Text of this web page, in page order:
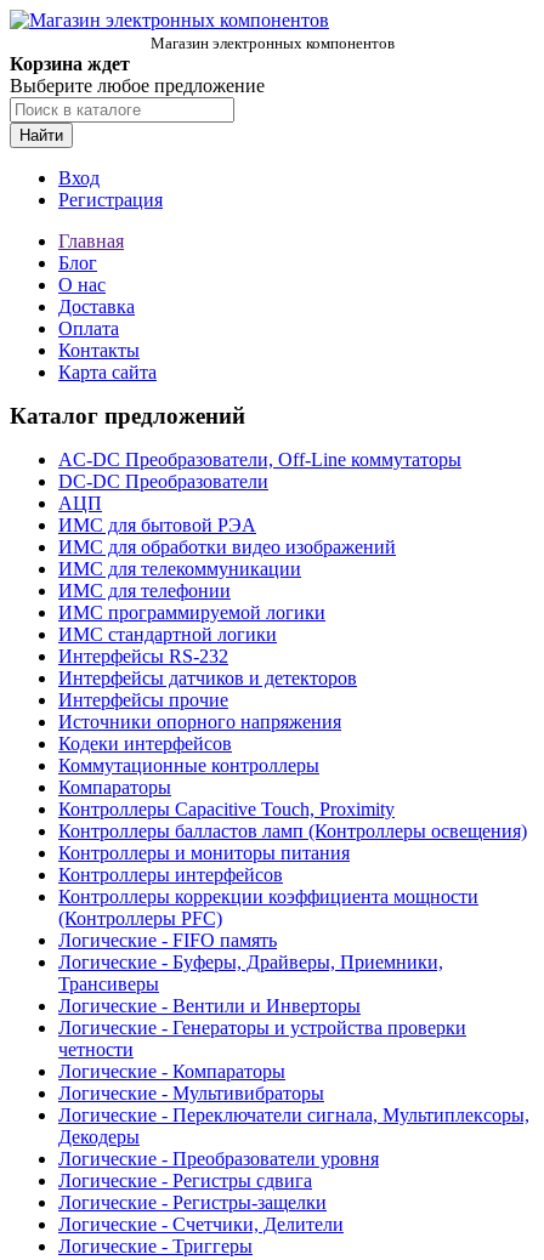
Магазин электронных компонентов
Корзина ждет
Выберите любое предложение
Найти
Вход
Регистрация
Главная
Блог
О нас
Доставка
Оплата
Контакты
Карта сайта
Каталог предложений
AC-DC Преобразователи, Off-Line коммутаторы
DC-DC Преобразователи
АЦП
ИМС для бытовой РЭА
ИМС для обработки видео изображений
ИМС для телекоммуникации
ИМС для телефонии
ИМС программируемой логики
ИМС стандартной логики
Интерфейсы RS-232
Интерфейсы датчиков и детекторов
Интерфейсы прочие
Источники опорного напряжения
Кодеки интерфейсов
Коммутационные контроллеры
Компараторы
Контроллеры Capacitive Touch, Proximity
Контроллеры балластов ламп (Контроллеры освещения)
Контроллеры и мониторы питания
Контроллеры интерфейсов
Контроллеры коррекции коэффициента мощности
(Контроллеры PFC)
Логические - FIFO память
Логические - Буферы, Драйверы, Приемники,
Трансиверы
Логические - Вентили и Инверторы
Логические - Генераторы и устройства проверки
четности
Логические - Компараторы
Логические - Мультивибраторы
Логические - Переключатели сигнала, Мультиплексоры,
Декодеры
Логические - Преобразователи уровня
Логические - Регистры сдвига
Логические - Регистры-защелки
Логические - Счетчики, Делители
Логические - Триггеры